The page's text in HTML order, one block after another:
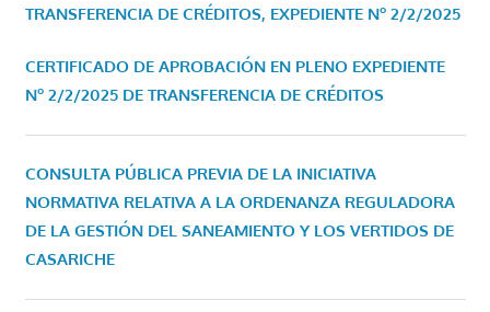
TRANSFERENCIA DE CRÉDITOS, EXPEDIENTE Nº 2/2/2025
CERTIFICADO DE APROBACIÓN EN PLENO EXPEDIENTE
Nº 2/2/2025 DE TRANSFERENCIA DE CRÉDITOS
CONSULTA PÚBLICA PREVIA DE LA INICIATIVA
NORMATIVA RELATIVA A LA ORDENANZA REGULADORA
DE LA GESTIÓN DEL SANEAMIENTO Y LOS VERTIDOS DE
CASARICHE